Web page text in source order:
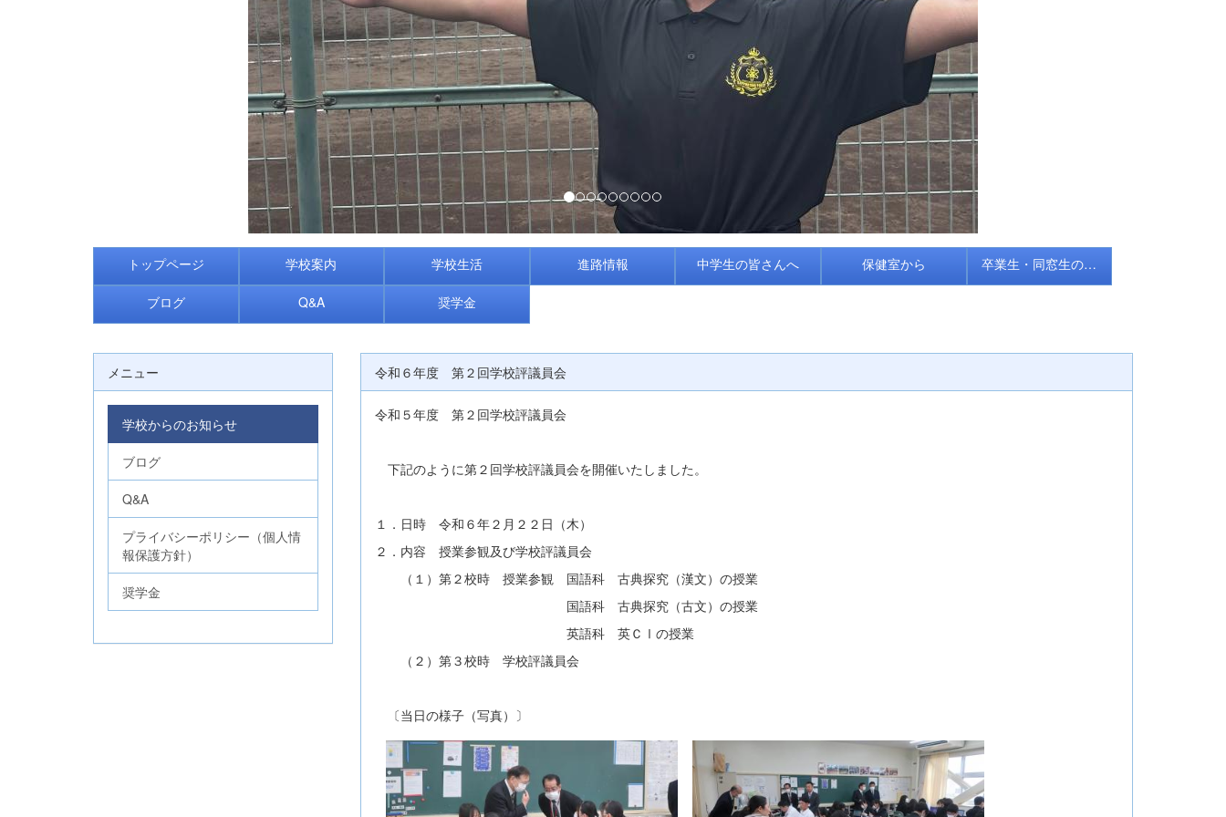
トップページ 学校案内 学校生活 進路情報 中学生の皆さんへ 保健室から 卒業生・同窓生の皆さんへ
ブログ Q&A 奨学金
令和６年度 第２回学校評議員会
令和５年度 第２回学校評議員会
下記のように第２回学校評議員会を開催いたしました。
１．日時 令和６年２月２２日（木）
２．内容 授業参観及び学校評議員会
（１）第２校時 授業参観 国語科 古典探究（漢文）の授業
国語科 古典探究（古文）の授業
英語科 英ＣⅠの授業
（２）第３校時 学校評議員会
〔当日の様子（写真）〕
メニュー
学校からのお知らせ
ブログ
Q&A
プライバシーポリシー（個人情
報保護方針）
奨学金